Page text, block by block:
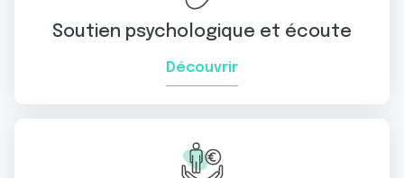
Soutien psychologique et écoute
Découvrir